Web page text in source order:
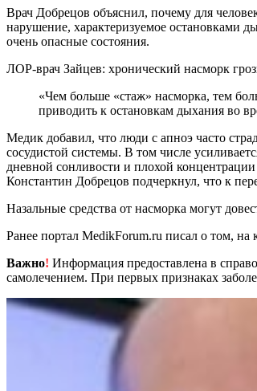
Врач Добрецов объяснил, почему для
нарушение, характеризуемое остановками
очень опасные состояния.
ЛОР-врач Зайцев: хронический насморк
«Чем больше «стаж» насморка, тем больше проблем с носом: разрастаются нижние носовые раковины, появляются полипы, нарушается слизистая оболочка и прочее. Все это может
приводить к остановкам дыхания во
Медик добавил, что люди с апноэ часто
сосудистой системы. В том числе
дневной сонливости и плохой
Константин Добрецов подчеркнул, что к
Назальные средства от насморка могут
Ранее портал MedikForum.ru писал о том,
Важно! Информация предоставлена в
самолечением. При первых признаках